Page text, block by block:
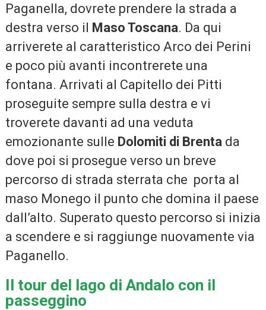
Paganella, dovrete prendere la strada a
destra verso il Maso Toscana. Da qui
arriverete al caratteristico Arco dei Perini
e poco più avanti incontrerete una
fontana. Arrivati al Capitello dei Pitti
proseguite sempre sulla destra e vi
troverete davanti ad una veduta
emozionante sulle Dolomiti di Brenta da
dove poi si prosegue verso un breve
percorso di strada sterrata che porta al
maso Monego il punto che domina il paese
dall’alto. Superato questo percorso si inizia
a scendere e si raggiunge nuovamente via
Paganello.
Il tour del lago di Andalo con il
passeggino